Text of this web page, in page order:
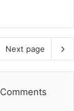
Next page
Comments